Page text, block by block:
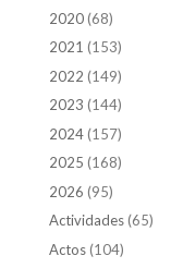
2020(68)
2021 (153)
2022 (149)
2023 (144)
2024(157)
2025 (168)
2026 (95)
Actividades(65)
Actos(104)